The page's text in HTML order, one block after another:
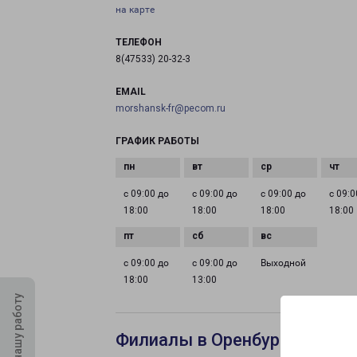
на карте
ТЕЛЕФОН
8(47533) 20-32-3
EMAIL
morshansk-fr@pecom.ru
ГРАФИК РАБОТЫ
с 09:00 до
18:00
с 09:00 до
18:00
с 09:00 до
18:00
с
18:00
с 09:00 до
18:00
с 09:00 до
13:00
Выходной
Филиалы в Оренбурге